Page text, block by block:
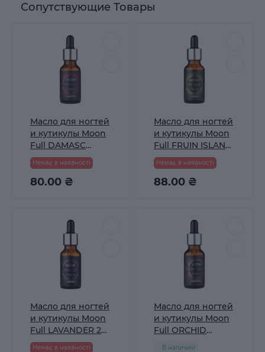
Сопутствующие Товары
Масло для ногтей
и кутикулы Moon
Full DAMASC
ROSE 20 мл
Немає в наявності
80.00 ₴
Масло для ногтей
и кутикулы Moon
Full FRUIN ISLAND
20 мл
Немає в наявності
88.00 ₴
Масло для ногтей
и кутикулы Moon
Full LAVANDER 20
мл
Немає в наявності
Масло для ногтей
и кутикулы Moon
Full ORCHID
В наличии